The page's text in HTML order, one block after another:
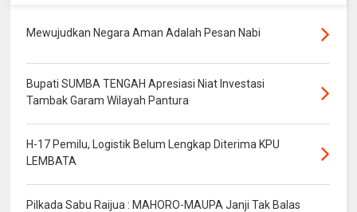
Mewujudkan Negara Aman Adalah Pesan Nabi
Bupati SUMBA TENGAH Apresiasi Niat Investasi
Tambak Garam Wilayah Pantura
H-17 Pemilu, Logistik Belum Lengkap Diterima KPU
LEMBATA
Pilkada Sabu Raijua : MAHORO-MAUPA Janji Tak Balas